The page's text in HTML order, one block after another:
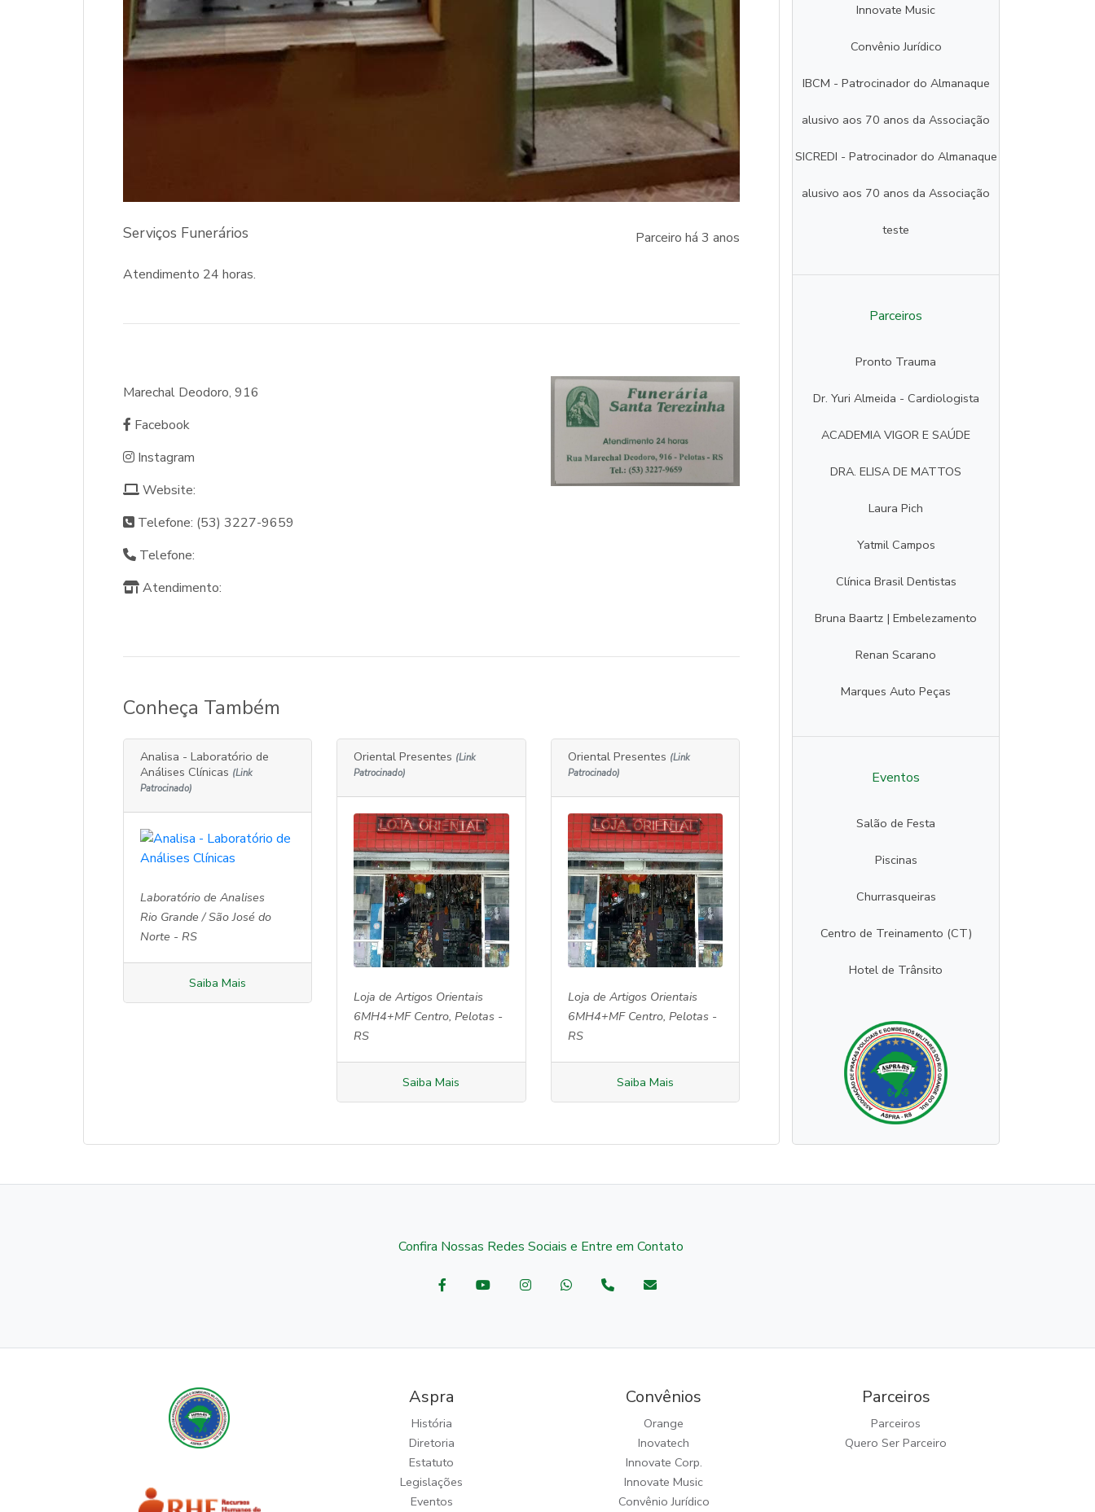
Serviços Funerários Parceiro há 3 anos
Atendimento 24 horas.
Marechal Deodoro, 916
Facebook
Instagram
Website:
Telefone: (53) 3227-9659
Telefone:
Atendimento:
Conheça Também
Analisa - Laboratório de
Análises Clínicas (Link
Patrocinado)
Laboratório de Analises
Rio Grande / São José do
Norte - RS
Saiba Mais
Oriental Presentes (Link
Patrocinado)
Loja de Artigos Orientais
6MH4+MF Centro, Pelotas -
RS
Saiba Mais
Oriental Presentes (Link
Patrocinado)
Loja de Artigos Orientais
6MH4+MF Centro, Pelotas -
RS
Saiba Mais
Innovate Music
Convênio Jurídico
IBCM - Patrocinador do Almanaque
alusivo aos 70 anos da Associação
SICREDI - Patrocinador do Almanaque
alusivo aos 70 anos da Associação
teste
Parceiros
Pronto Trauma
Dr. Yuri Almeida - Cardiologista
ACADEMIA VIGOR E SAÚDE
DRA. ELISA DE MATTOS
Laura Pich
Yatmil Campos
Clínica Brasil Dentistas
Bruna Baartz | Embelezamento
Renan Scarano
Marques Auto Peças
Eventos
Salão de Festa
Piscinas
Churrasqueiras
Centro de Treinamento (CT)
Hotel de Trânsito
Confira Nossas Redes Sociais e Entre em Contato
Aspra
História
Diretoria
Estatuto
Legislações
Eventos
Convênios
Orange
Inovatech
Innovate Corp.
Innovate Music
Convênio Jurídico
Parceiros
Parceiros
Quero Ser Parceiro